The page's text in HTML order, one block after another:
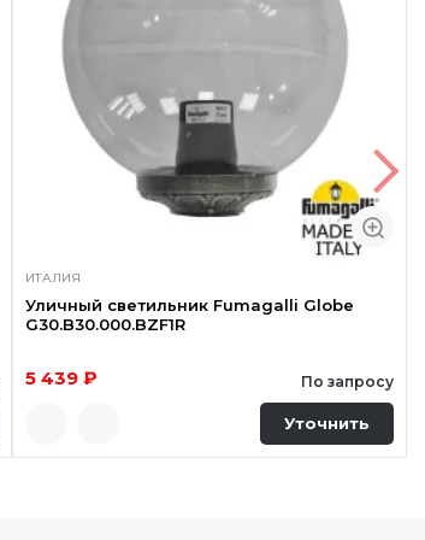
ИТАЛИЯ
Уличный светильник Fumagalli Globe
G30.B30.000.BZF1R
5 439 ₽ По запросу
Уточнить